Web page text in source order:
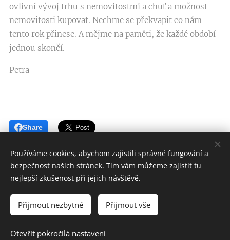
ovlivní vývoj trhu s nemovitostmi a chuť a možnost
nemovitosti kupovat. Nechme se překvapit co nám
tento rok přinese. A mějme na paměti, že každé období
jednou skončí.
Petra
Share
Petramax s.r.o. - člen partnerské sítě Next Reality
Zásady ochrany osobních údajů -
Všechna práva vyhrazena od roku 2017
Používáme cookies, abychom zajistili správné fungování a
bezpečnost našich stránek. Tím vám můžeme zajistit tu
nejlepší zkušenost při jejich návštěvě.
Přijmout nezbytné Přijmout vše
Otevřít pokročilá nastavení